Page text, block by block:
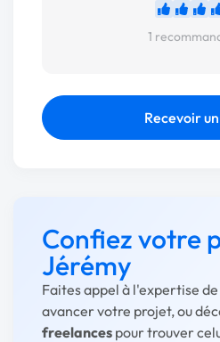
1
Recevoir
Confiez votre
Jérémy
Faites appel à l'expertise
avancer votre projet, ou
freelances pour trouver